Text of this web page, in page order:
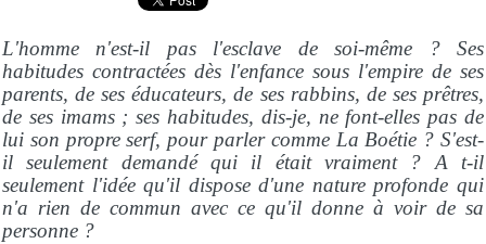
L'homme n'est-il pas l'esclave de soi-même ? Ses
habitudes contractées dès l'enfance sous l'empire de ses
parents, de ses éducateurs, de ses rabbins, de ses prêtres,
de ses imams ; ses habitudes, dis-je, ne font-elles pas de
lui son propre serf, pour parler comme La Boétie ? S'est-
il seulement demandé qui il était vraiment ? A t-il
seulement l'idée qu'il dispose d'une nature profonde qui
n'a rien de commun avec ce qu'il donne à voir de sa
personne ?